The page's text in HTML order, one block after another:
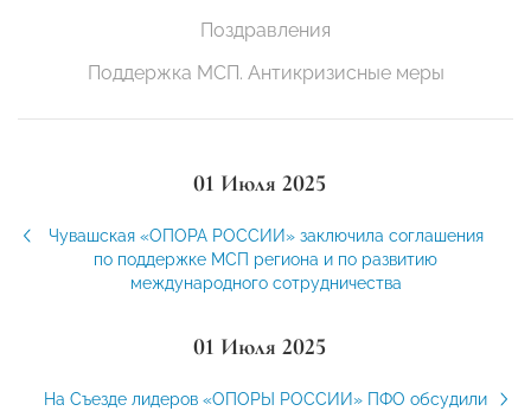
Поздравления
Поддержка МСП. Антикризисные меры
01 Июля 2025
Чувашская «ОПОРА РОССИИ» заключила соглашения
по поддержке МСП региона и по развитию
международного сотрудничества
01 Июля 2025
На Съезде лидеров «ОПОРЫ РОССИИ» ПФО обсудили